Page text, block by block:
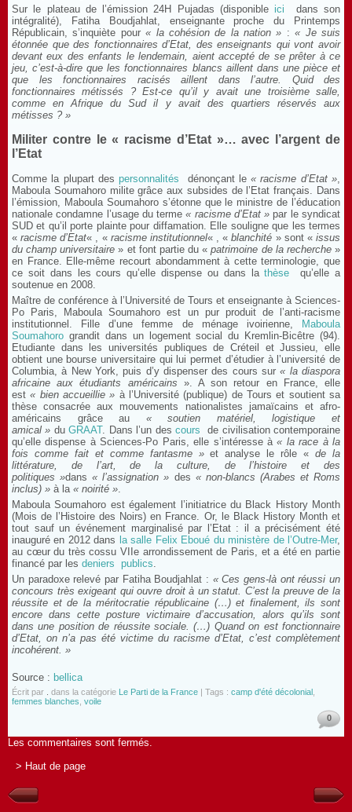
Sur le plateau de l’émission 24H Pujadas (disponibleici
dans son
intégralité), Fatiha Boudjahlat, enseignante proche du Printemps
Républicain, s’inquiète pour« la cohésion de la nation » :« Je suis
étonnée que des fonctionnaires d’Etat, des enseignants qui vont avoir
devant eux des enfants le lendemain, aient accepté de se prêter à ce
jeu, c’est-à-dire que les fonctionnaires blancs aillent dans une pièce et
que les fonctionnaires racisés aillent dans l’autre. Quid des
fonctionnaires métissés ? Est-ce qu’il y avait une troisième salle,
comme en Afrique du Sud il y avait des quartiers réservés aux
métisses ? »
Militer contre le « racisme d’Etat »… avec l’argent de
l’Etat
Comme la plupart despersonnalités dénonçant le« racisme d’Etat »,
Maboula Soumahoro milite grâce aux subsides de l’Etat français. Dans
l’émission, Maboula Soumahoro s’étonne que le ministre de l’éducation
nationale condamne l’usage du terme« racisme d’Etat » par le syndicat
SUD et qu’il porte plainte pour diffamation. Elle souligne que les termes
«racisme d’Etat« , « racisme institutionnel« , «blanchité » sont «issus
du champ universitaire » et font partie du «patrimoine de la recherche»
en France. Elle-même recourt abondamment à cette terminologie, que
ce soit dans les cours qu’elle dispense ou dans lathèse
qu’elle a
soutenue en 2008.
Maître de conférence à l’Université de Tours et enseignante à Sciences-
Po Paris, Maboula Soumahoro est un pur produit de l’anti-racisme
institutionnel. Fille d’une femme de ménage ivoirienne,
Maboula
Soumahoro grandit dans un logement social du Kremlin-Bicêtre (94).
Etudiante dans les universités publiques de Créteil et Jussieu, elle
obtient une bourse universitaire qui lui permet d’étudier à l’université de
Columbia, à New York, puis d’y dispenser des cours sur « la diaspora
africaine aux étudiants américains ». A son retour en France, elle
est« bien accueillie » à l’Université (publique) de Tours et soutient sa
thèse consacrée aux mouvements nationalistes jamaïcains et afro-
américains grâce au « soutien matériel, logistique et
amical » duGRAAT. Dans l’un descours de civilisation contemporaine
qu’elle dispense à Sciences-Po Paris, elle s’intéresse à« la race à la
fois comme fait et comme fantasme »et analyse le rôle «de la
littérature, de l’art, de la culture, de l’histoire et des
politiques »dans« l’assignation » des « non-blancs (Arabes et Roms
inclus) » à la « noirité ».
Maboula Soumahoro est également l’initiatrice du Black History Month
(Mois de l’Histoire des Noirs) en France. Or, le Black History Month et
tout sauf un événement marginalisé par l’Etat : il a précisément été
inauguré en 2012 dans la salle Felix Eboué du ministère de l’Outre-Mer,
au cœur du très cossu VIIe arrondissement de Paris, et a été en partie
financé par les deniers publics.
Un paradoxe relevé par Fatiha Boudjahlat : « Ces gens-là ont réussi un
concours très exigeant qui ouvre droit à un statut. C’est la preuve de la
réussite et de la méritocratie républicaine (…) et finalement, ils sont
encore dans cette posture victimaire d’accusation, alors qu’ils sont
dans une position de réussite sociale. (…) Quand on est fonctionnaire
d’Etat, on n’a pas été victime du racisme d’Etat, c’est complètement
incohérent. »
Source : bellica
Écrit par dans la catégorie Le Parti de la France | Tags : camp d'été décolonial
femmes blanches voile
0
Les commentaires sont fermés.
> Haut de page